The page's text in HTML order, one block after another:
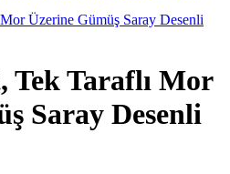
Tek Taraflı Mor
Saray Desenli